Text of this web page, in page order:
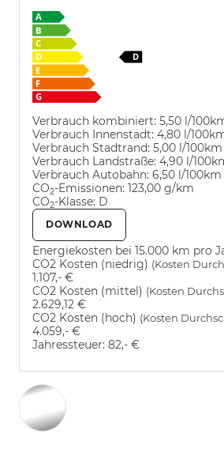
Verbrauch kombiniert: 5,50 l/
Verbrauch Innenstadt: 4,80 l/
Verbrauch Stadtrand: 5,00 l/100km
Verbrauch Landstraße: 4,90 l/
Verbrauch Autobahn: 6,50 l/100km
CO2-Emissionen: 123,00 g/km
CO2-Klasse: D
DOWNLOAD
Energiekosten bei 15.000 km pro
CO2 Kosten (niedrig) (Kosten
1.107,- €
CO2 Kosten (mittel) (Kosten
2.629,12 €
CO2 Kosten (hoch) (Kosten
4.059,- €
Jahressteuer: 82,- €